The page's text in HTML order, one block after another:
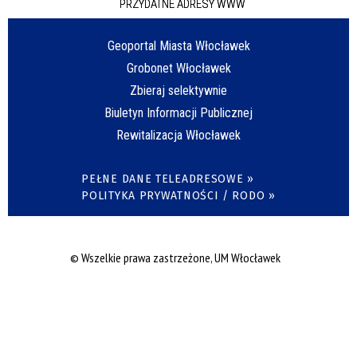
PRZYDATNE ADRESY WWW
Geoportal Miasta Włocławek
Grobonet Włocławek
Zbieraj selektywnie
Biuletyn Informacji Publicznej
Rewitalizacja Włocławek
PEŁNE DANE TELEADRESOWE »
POLITYKA PRYWATNOŚCI / RODO »
© Wszelkie prawa zastrzeżone, UM Włocławek